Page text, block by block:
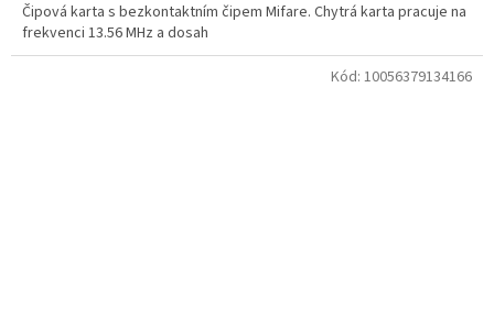
Čipová karta s bezkontaktním čipem Mifare. Chytrá karta pracuje na
frekvenci 13.56 MHz a dosah
Kód: 10056379134166